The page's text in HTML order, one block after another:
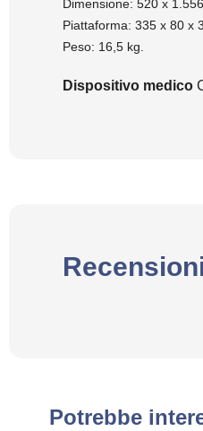
Dimensione: 520 x
Piattaforma: 335 x 80 x
Peso: 16,5 kg.
Dispositivo medico
Potrebbe